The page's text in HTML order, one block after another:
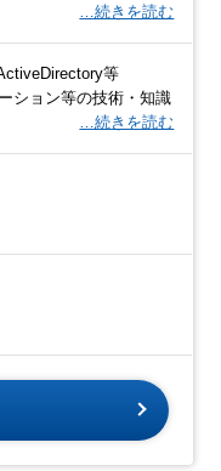
…続きを読む
等
ション等の技術・知識
…続きを読む